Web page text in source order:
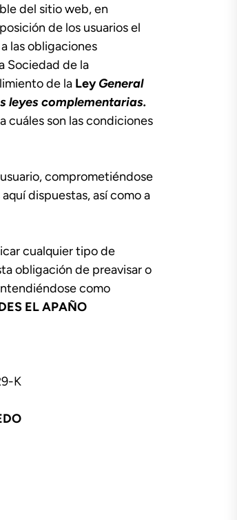
del sitio web, en
de los usuarios el
las obligaciones
Sociedad de la
de la LeyGeneral
leyes complementarias.
cuáles son las condiciones
comprometiéndose
dispuestas, así como a
cualquier tipo de
obligación de preavisar o
como
EL APAÑO
K